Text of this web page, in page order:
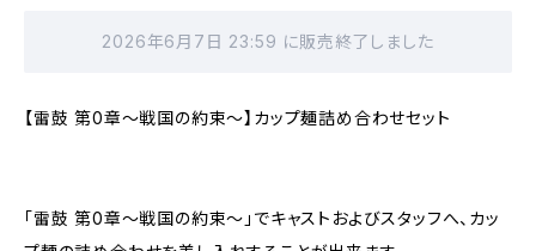
2026年6月7日 23:59 に販売終了しました
【雷鼓 第0章〜戦国の約束〜】カップ麺詰め合わせセット
「雷鼓 第0章〜戦国の約束〜」でキャストおよびスタッフへ、カッ